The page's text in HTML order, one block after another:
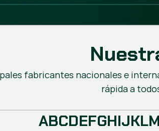
fabricantes nacionales e
rápida a
ABCDEFGHIJKLM